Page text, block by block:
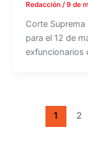
Redacción/9 de
Corte
para el 12 de
exfuncionarios
1 2